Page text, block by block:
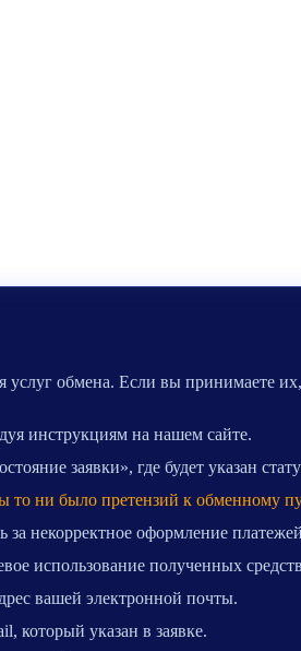
обмена. Если вы принимаете
инструкциям на нашем сайте.
заявки», где будет указан
то ни было претензий к обменному
некорректное оформление
использование полученных
вашей электронной почты.
который указан в заявке.